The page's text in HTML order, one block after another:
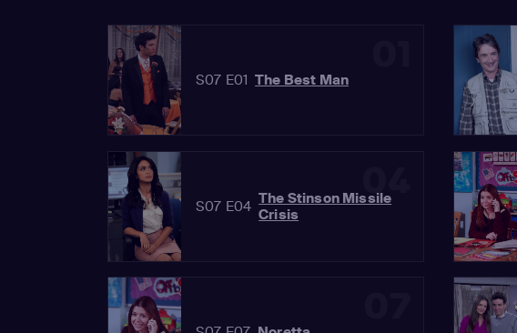
S07 E01 The Best Man
04
S07 E04 The Stinson Missile
Crisis